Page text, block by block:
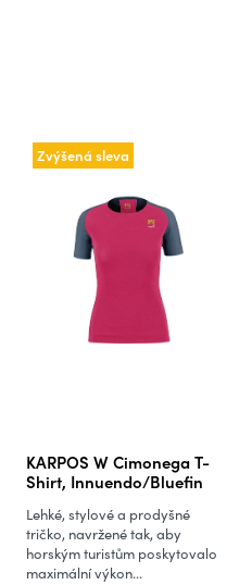
Zvýšená sleva
KARPOS W Cimonega T-
Shirt, Innuendo/Bluefin
Lehké, stylové a prodyšné
tričko, navržené tak, aby
horským turistům poskytovalo
maximální výkon...